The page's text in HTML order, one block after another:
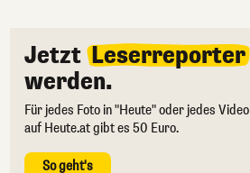
Jetzt Leserreporter
werden.
Für jedes Foto in "Heute" oder jedes Video
auf Heute.at gibt es 50 Euro.
So geht's